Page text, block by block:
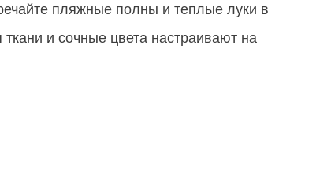
пляжные полны и теплые луки в
и сочные цвета настраивают на